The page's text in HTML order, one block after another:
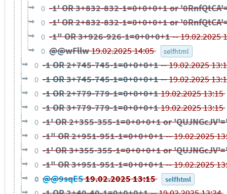
0 -1' OR 3+832-832-1=0+0+0+1 or
0 -1' OR 2+832-832-1=0+0+0+1 or
0 -1" OR 3+926-926-1=0+0+0+1 --19.02.2025
0 @@wFllw19.02.2025 14:05 selfhtml
0 -1 OR 2+745-745-1=0+0+0+1 --19.02.2025
0 -1 OR 3+745-745-1=0+0+0+1 --19.02.2025
0 -1 OR 2+779-779-1=0+0+0+119.02.2025 13:15
0 -1 OR 3+779-779-1=0+0+0+119.02.2025 13:15
0 -1' OR 2+355-355-1=0+0+0+1 or
0 -1" OR 2+951-951-1=0+0+0+1 --19.02.2025
0 -1' OR 3+355-355-1=0+0+0+1 or
0 -1" OR 3+951-951-1=0+0+0+1 --19.02.2025
0 @@9sqES19.02.2025 13:15 selfhtml